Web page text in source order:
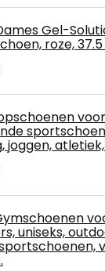
Gel-
roze, 37.5
joggen,
uniseks,